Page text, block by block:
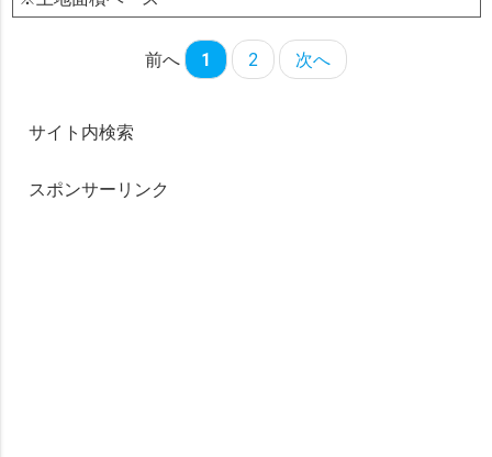
前へ 1 2 次へ
サイト内検索
スポンサーリンク